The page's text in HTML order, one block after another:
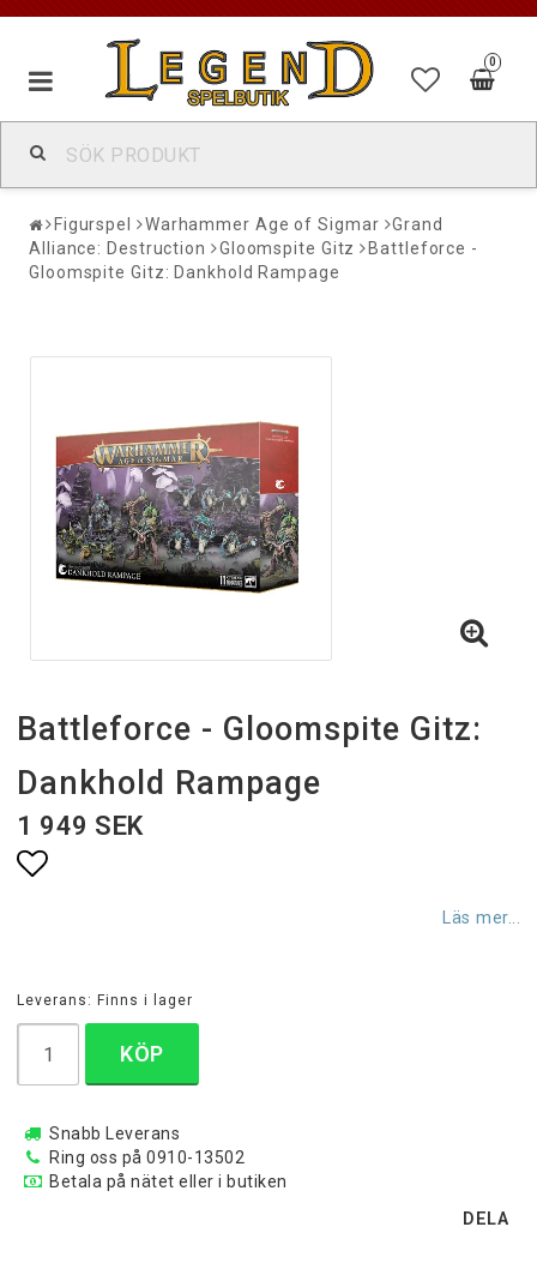
0
Figurspel Warhammer Age of Sigmar
Grand
Alliance: Destruction
Gloomspite Gitz
Battleforce -
Gloomspite Gitz: Dankhold Rampage
Battleforce - Gloomspite Gitz:
Dankhold Rampage
1 949 SEK
Läs mer...
Leverans: Finns i lager
KÖP
Snabb Leverans
Ring oss på 0910-13502
Betala på nätet eller i butiken
DELA